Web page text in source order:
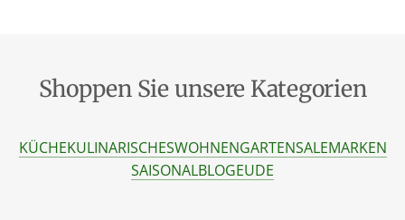
Shoppen Sie unsere Kategorien
KÜCHEKULINARISCHESWOHNENGARTENSALEMARKEN
SAISONALBLOGEUDE